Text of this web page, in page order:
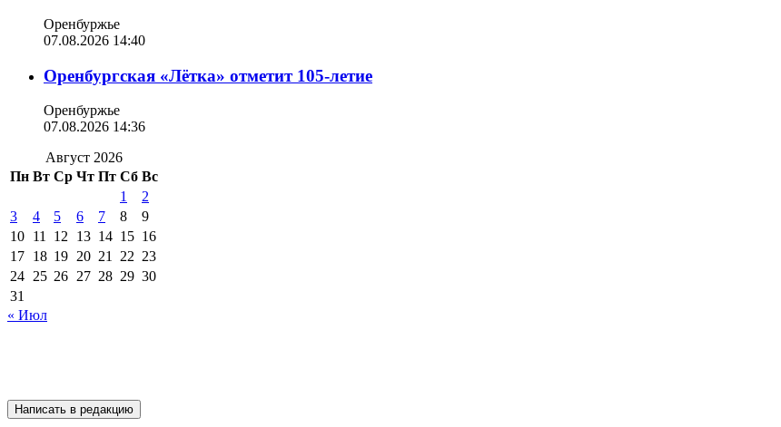
Оренбуржье
07.08.2026 14:40
Оренбургская «Лётка» отметит 105-летие
Оренбуржье
07.08.2026 14:36
Август 2026
Пн Вт Ср Чт Пт Сб Вс
1
2
3
4 5 6 7 8
9
10 11 12 13 14 15 16
17 18 19 20 21 22 23
24 25 26 27 28 29 30
31
« Июл
Написать в редакцию